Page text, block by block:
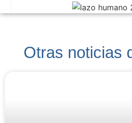
Otras noticias